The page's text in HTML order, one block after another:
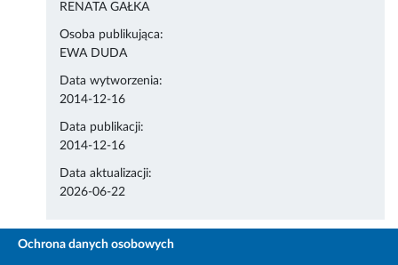
RENATA GAŁKA
Osoba publikująca:
EWA DUDA
Data wytworzenia:
2014-12-16
Data publikacji:
2014-12-16
Data aktualizacji:
2026-06-22
Ochrona danych osobowych